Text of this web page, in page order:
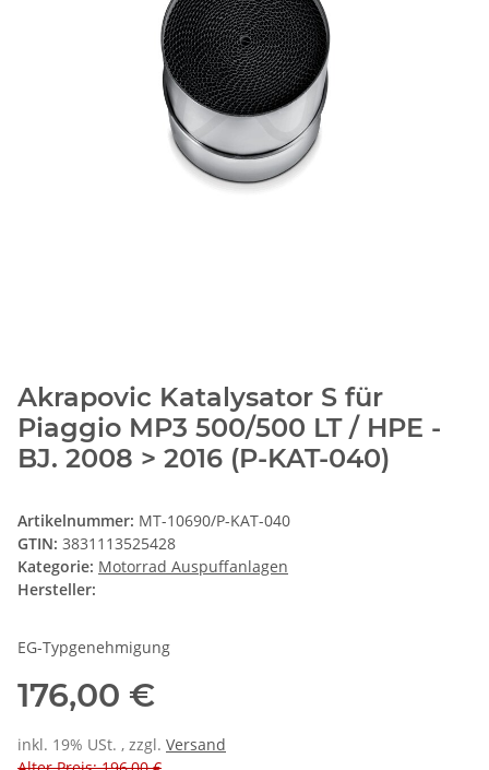
Akrapovic Katalysator S für
Piaggio MP3 500/500 LT / HPE -
BJ. 2008 > 2016 (P-KAT-040)
Artikelnummer: MT-10690/P-KAT-040
GTIN: 3831113525428
Kategorie: Motorrad Auspuffanlagen
Hersteller:
EG-Typgenehmigung
176,00 €
inkl. 19% USt. , zzgl. Versand